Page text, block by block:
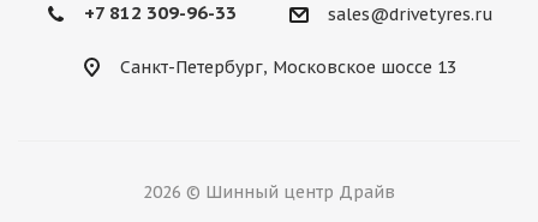
+7 812 309-96-33 sales@drivetyres.ru
Санкт-Петербург, Московское шоссе 13
2026 © Шинный центр Драйв